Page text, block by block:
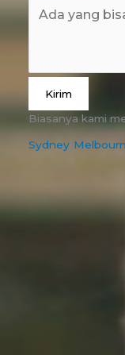
Kirim
Biasanya kami
Sydney|